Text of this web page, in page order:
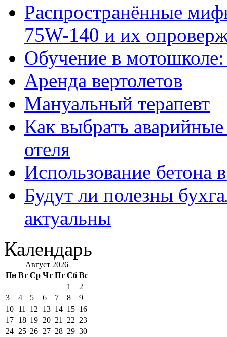
Распространённые
75W-140 и их
Обучение в
Аренда вертолетов
Мануальный терапевт
Как выбрать
отеля
Использование бетона
Будут ли полезны
актуальны
Календарь
Август 2026
Пн Вт Ср Чт Пт Сб Вс
1
2
3
4 5 6 7 8
9
10 11 12 13 14 15 16
17 18 19 20 21 22 23
24 25 26 27 28 29 30